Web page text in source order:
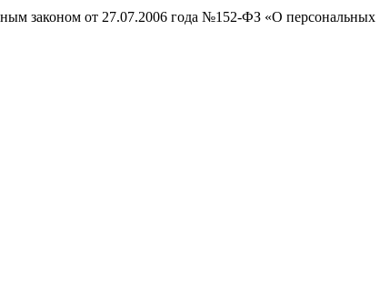
законом от 27.07.2006 года №152-ФЗ «О персональных